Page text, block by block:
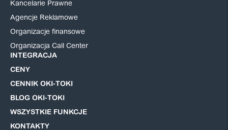
Kancelarie Prawne
Agencje Reklamowe
Organizacje finansowe
Organizacja Call Center
INTEGRACJA
CENY
CENNIK OKI-TOKI
BLOG OKI-TOKI
WSZYSTKIE FUNKCJE
KONTAKTY